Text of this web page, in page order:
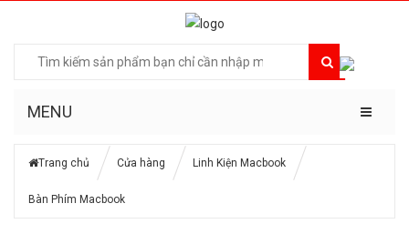
MENU
Trang chủ Cửa hàng Linh Kiện Macbook
Bàn Phím Macbook